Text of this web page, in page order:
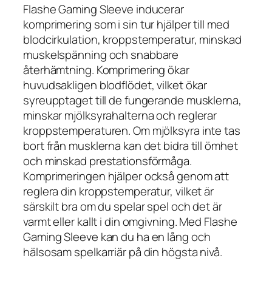
Flashe Gaming Sleeve inducerar
komprimering som i sin tur hjälper till med
blodcirkulation, kroppstemperatur, minskad
muskelspänning och snabbare
återhämtning. Komprimering ökar
huvudsakligen blodflödet, vilket ökar
syreupptaget till de fungerande musklerna,
minskar mjölksyrahalterna och reglerar
kroppstemperaturen. Om mjölksyra inte tas
bort från musklerna kan det bidra till ömhet
och minskad prestationsförmåga.
Komprimeringen hjälper också genom att
reglera din kroppstemperatur, vilket är
särskilt bra om du spelar spel och det är
varmt eller kallt i din omgivning. Med Flashe
Gaming Sleeve kan du ha en lång och
hälsosam spelkarriär på din högsta nivå.